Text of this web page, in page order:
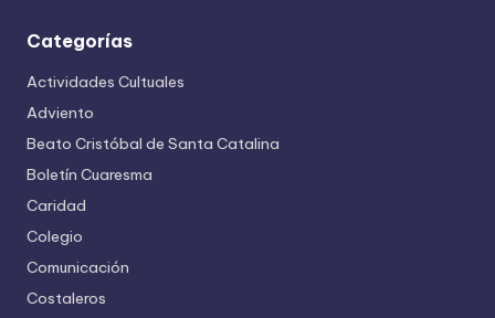
Categorías
Actividades Cultuales
Adviento
Beato Cristóbal de Santa Catalina
Boletín Cuaresma
Caridad
Colegio
Comunicación
Costaleros